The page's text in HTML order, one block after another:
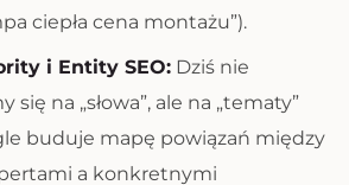
ciepła cena montażu”).
i Entity SEO: Dziś nie
się na „słowa”, ale na „tematy”
buduje mapę powiązań między
a konkretnymi